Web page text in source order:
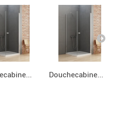
Douchecabine...